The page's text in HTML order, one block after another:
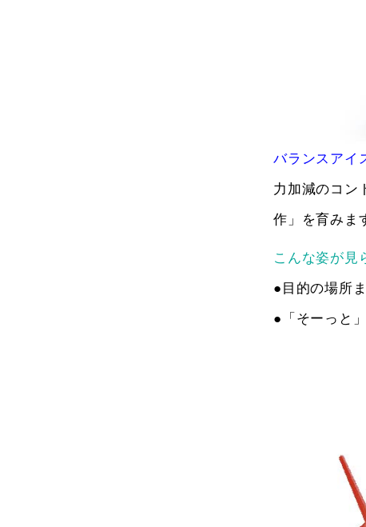
バランスアイ
力加減のコン
作」を育みま
こんな姿が見
●目的の場所
●「そーっと